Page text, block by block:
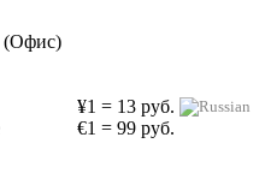
(Офис)
¥1 = 13 руб.
€1 = 99 руб.